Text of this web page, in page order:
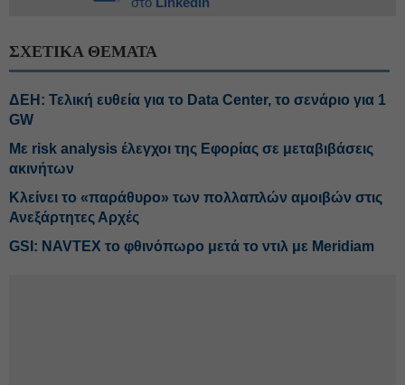
ΣΧΕΤΙΚΑ ΘΕΜΑΤΑ
ΔΕΗ: Τελική ευθεία για το Data Center, το σενάριο για 1
GW
Με risk analysis έλεγχοι της Εφορίας σε μεταβιβάσεις
ακινήτων
Κλείνει το «παράθυρο» των πολλαπλών αμοιβών στις
Ανεξάρτητες Αρχές
GSI: NAVTEX το φθινόπωρο μετά το ντιλ με Meridiam